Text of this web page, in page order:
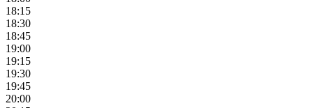
18:15
18:30
18:45
19:00
19:15
19:30
19:45
20:00